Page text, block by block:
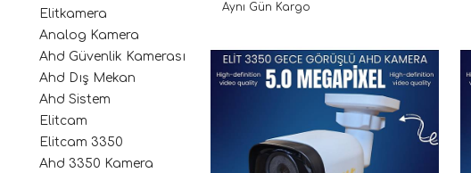
Elitkamera
Analog Kamera
Ahd Güvenlik Kamerası
Ahd Dış Mekan
Ahd Sistem
Elitcam
Elitcam 3350
Ahd 3350 Kamera
Aynı Gün Kargo